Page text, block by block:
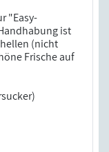
"Easy-
ist
(nicht
Frische auf